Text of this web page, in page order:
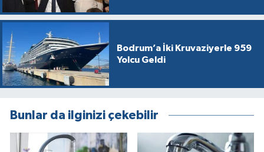
Bodrum’a İki Kruvaziyerle 959
Yolcu Geldi
Bunlar da ilginizi çekebilir